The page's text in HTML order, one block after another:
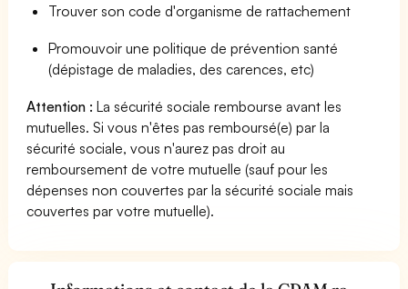
Trouver son code d'organisme de rattachement
Promouvoir une politique de prévention santé
(dépistage de maladies, des carences, etc)
Attention : La sécurité sociale rembourse avant les
mutuelles. Si vous n'êtes pas remboursé(e) par la
sécurité sociale, vous n'aurez pas droit au
remboursement de votre mutuelle (sauf pour les
dépenses non couvertes par la sécurité sociale mais
couvertes par votre mutuelle).